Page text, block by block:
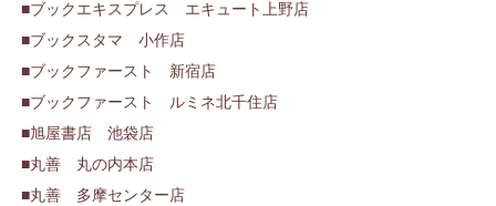
ブックエキスプレス エキュート上野店
ブックスタマ 小作店
ブックファースト 新宿店
ブックファースト ルミネ北千住店
旭屋書店 池袋店
丸善 丸の内本店
丸善 多摩センター店